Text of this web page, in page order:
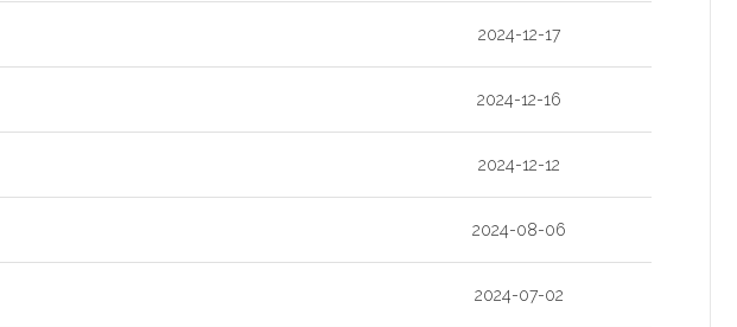
2024-12-17
2024-12-16
2024-12-12
2024-08-06
2024-07-02